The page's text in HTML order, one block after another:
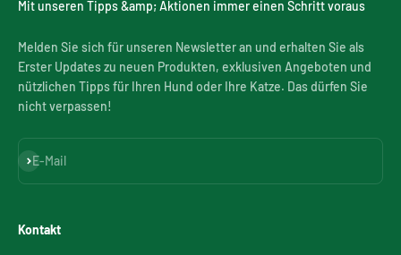
Mit unseren Tipps &amp; Aktionen immer einen Schritt voraus
Melden Sie sich für unseren Newsletter an und erhalten Sie als
Erster Updates zu neuen Produkten, exklusiven Angeboten und
nützlichen Tipps für Ihren Hund oder Ihre Katze. Das dürfen Sie
nicht verpassen!
E-Mail
Abonnieren
Kontakt